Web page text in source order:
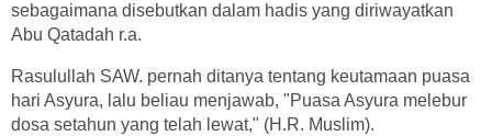
sebagaimana disebutkan dalam hadis yang diriwayatkan
Abu Qatadah r.a.
Rasulullah SAW. pernah ditanya tentang keutamaan puasa
hari Asyura, lalu beliau menjawab, "Puasa Asyura melebur
dosa setahun yang telah lewat," (H.R. Muslim).